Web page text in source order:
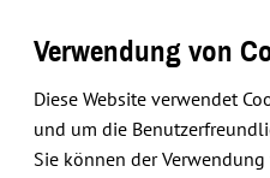
Verwendung von
Diese Website verwendet
und um die
Sie können der